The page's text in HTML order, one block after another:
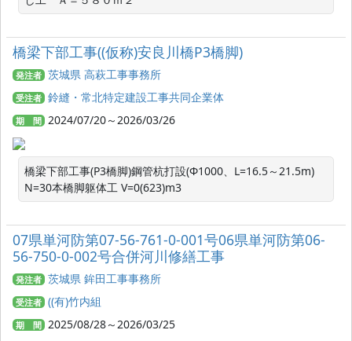
橋梁下部工事((仮称)安良川橋P3橋脚)
発注者 茨城県 高萩工事事務所
受注者 鈴縫・常北特定建設工事共同企業体
期 間 2024/07/20～2026/03/26
橋梁下部工事(P3橋脚)鋼管杭打設(Φ1000、L=16.5～21.5m)
N=30本橋脚躯体工 V=0(623)m3
07県単河防第07-56-761-0-001号06県単河防第06-
56-750-0-002号合併河川修繕工事
発注者 茨城県 鉾田工事事務所
受注者 ((有)竹内組
期 間 2025/08/28～2026/03/25